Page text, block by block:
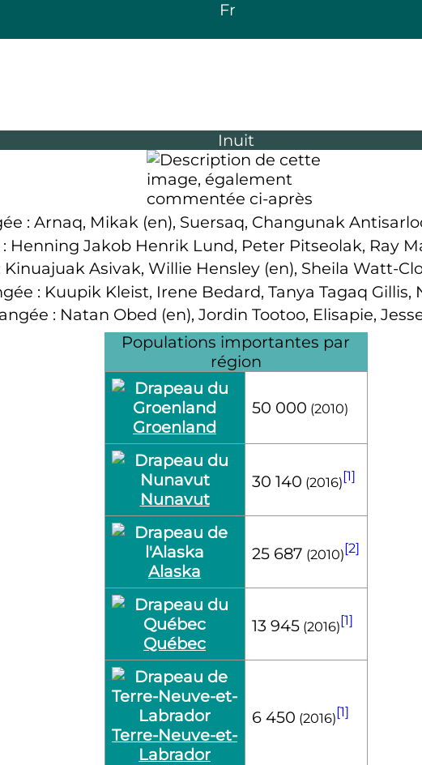
Fr
Inuit
: Arnaq, Mikak (en), Suersaq, Changunak
Henning Jakob Henrik Lund, Peter Pitseolak, Ray
Kinuajuak Asivak, Willie Hensley (en), Sheila Watt-
: Kuupik Kleist, Irene Bedard, Tanya Tagaq Gillis,
: Natan Obed (en), Jordin Tootoo, Elisapie,
Populations importantes par
région
Groenland
50 000 (2010)
Nunavut
30 140 (2016)[1]
Alaska
25 687 (2010)[2]
Québec
13 945(2016)[1]
Terre-Neuve-et-
Labrador
6 450 (2016)[1]